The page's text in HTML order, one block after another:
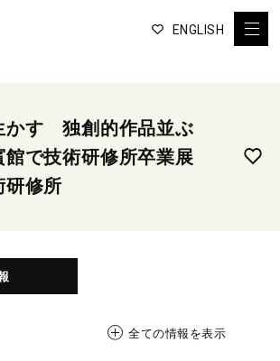
ENGLISH
かす 独創的作品並ぶ
館で技術研修所卒業展
研修所
全ての情報を表示